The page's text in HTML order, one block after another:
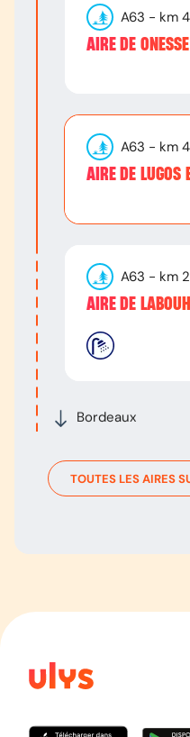
Bordeaux
A63 - km
AIRE DE
A63 - km
AIRE DE LUGOS
A63 - km
AIRE DE
TOUTES LES AIRES